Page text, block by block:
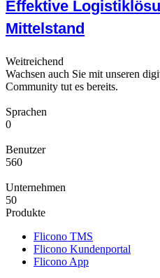
Effektive
Mittelstand
Weitreichend
Wachsen auch Sie mit unseren
Community tut es bereits.
Sprachen
0
Benutzer
560
Unternehmen
50
Produkte
Flicono TMS
Flicono Kundenportal
Flicono App